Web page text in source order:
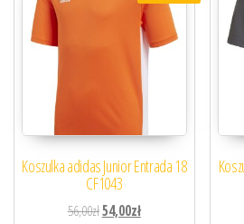
Koszulka adidas Junior Entrada 18
CF1043
56,00złPierwotna cena wynosiła: 56,00zł.
54,00złAktualna cena wynosi: